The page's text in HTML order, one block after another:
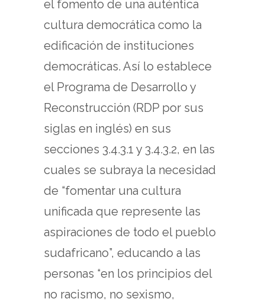
el fomento de una auténtica
cultura democrática como la
edificación de instituciones
democráticas. Así lo establece
el Programa de Desarrollo y
Reconstrucción (RDP por sus
siglas en inglés) en sus
secciones 3.4.3.1 y 3.4.3.2, en las
cuales se subraya la necesidad
de “fomentar una cultura
unificada que represente las
aspiraciones de todo el pueblo
sudafricano”, educando a las
personas “en los principios del
no racismo, no sexismo,